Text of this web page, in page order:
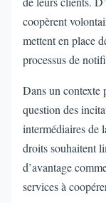
coopèrent
mettent en place
processus de
Dans un contexte
question des
intermédiaires de
droits souhaitent
d’avantage
services à